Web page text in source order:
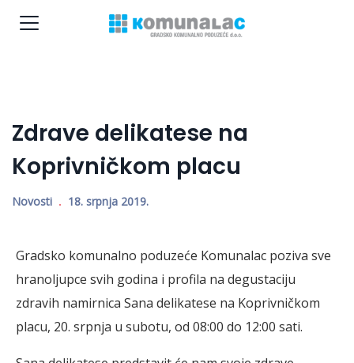
Zdrave delikatese na
Koprivničkom placu
Novosti 18. srpnja 2019.
Gradsko komunalno poduzeće Komunalac poziva sve
hranoljupce svih godina i profila na degustaciju
zdravih namirnica Sana delikatese na Koprivničkom
placu, 20. srpnja u subotu, od 08:00 do 12:00 sati.